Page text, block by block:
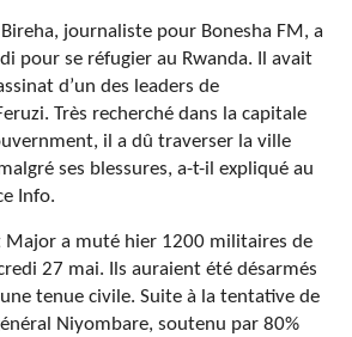
journaliste pour Bonesha FM, a
pour se réfugier au Rwanda. Il avait
d’un des leaders de
Très recherché dans la capitale
il a dû traverser la ville
ses blessures, a-t-il expliqué au
Info.
Major a muté hier 1200 militaires de
27 mai. Ils auraient été désarmés
tenue civile. Suite à la tentative de
Niyombare, soutenu par 80%